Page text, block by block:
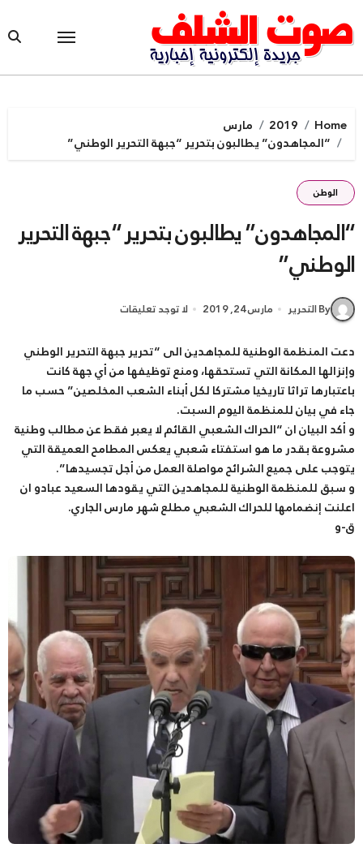
to
content
Home
2019
مارس
“المجاهدون” يطالبون بتحرير “جبهة التحرير الوطني”
الوطن
“المجاهدون” يطالبون بتحرير “جبهة التحرير
الوطني”
By التحرير مارس 24, 2019 لا توجد تعليقات
دعت المنظمة الوطنية للمجاهدين الى “تحرير جبهة التحرير الوطني
وإنزالها المكانة التي تستحقها، ومنع توظيفها من أي جهة كانت
باعتبارها تراثا تاريخيا مشتركا لكل أبناء الشعب المخلصين” حسب ما
جاء في بيان للمنظمة اليوم السبت.
و أكد البيان ان “الحراك الشعبي القائم لا يعبر فقط عن مطالب وطنية
مشروعة بقدر ما هو استفتاء شعبي يعكس المطامح العميقة التي
يتوجب على جميع الشرائح مواصلة العمل من أجل تجسيدها”.
و سبق للمنظمة الوطنية للمجاهدين التي يقودها السعيد عبادو ان
اعلنت إنضمامها للحراك الشعبي مطلع شهر مارس الجاري.
ق-و